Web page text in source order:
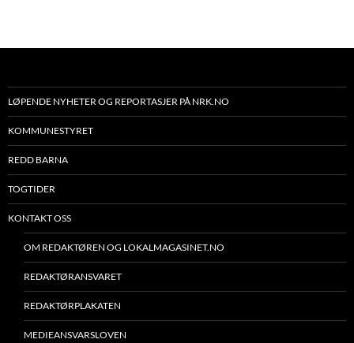
LØPENDE NYHETER OG REPORTASJER PÅ NRK.NO
KOMMUNESTYRET
REDD BARNA
TOGTIDER
KONTAKT OSS
OM REDAKTØREN OG LOKALMAGASINET.NO
REDAKTØRANSVARET
REDAKTØRPLAKATEN
MEDIEANSVARSLOVEN